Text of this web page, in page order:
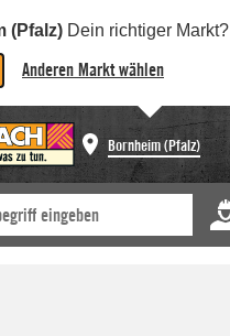
(Pfalz) Dein richtiger Markt?
Anderen Markt wählen
Bornheim (Pfalz)